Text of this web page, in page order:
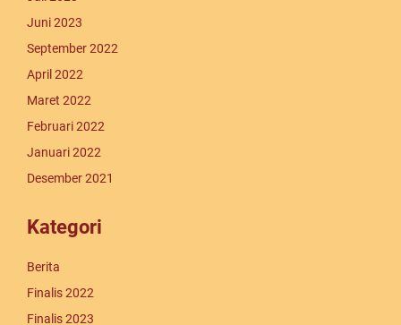
Juni 2023
September 2022
April 2022
Maret 2022
Februari 2022
Januari 2022
Desember 2021
Kategori
Berita
Finalis 2022
Finalis 2023